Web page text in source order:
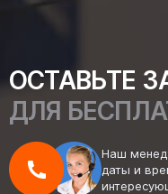
ОСТАВЬТЕ
ДЛЯ
Наш
даты и